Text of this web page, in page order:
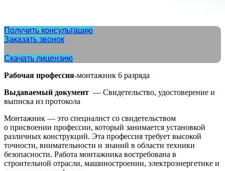
Получить консультацию
Заказать звонок
Скачать лицензию
Рабочая профессия-монтажник 6 разряда
Выдаваемый документ — Свидетельство, удостоверение и
выписка из протокола
Монтажник — это специалист со свидетельством
о присвоении профессии, который занимается установкой
различных конструкций. Эта профессия требует высокой
точности, внимательности и знаний в области техники
безопасности. Работа монтажника востребована в
строительной отрасли, машиностроении, электроэнергетике и